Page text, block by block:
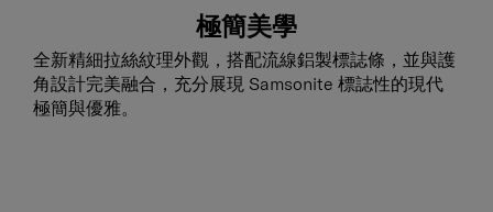
極簡美學
全新精細拉絲紋理外觀，搭配流線鋁製標誌條，並與護
角設計完美融合，充分展現 Samsonite 標誌性的現代
極簡與優雅。